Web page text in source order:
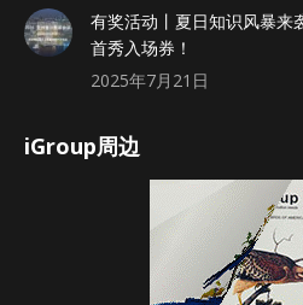
有奖活动丨夏日知识风暴来
首秀入场券！
2025年7月21日
iGroup周边